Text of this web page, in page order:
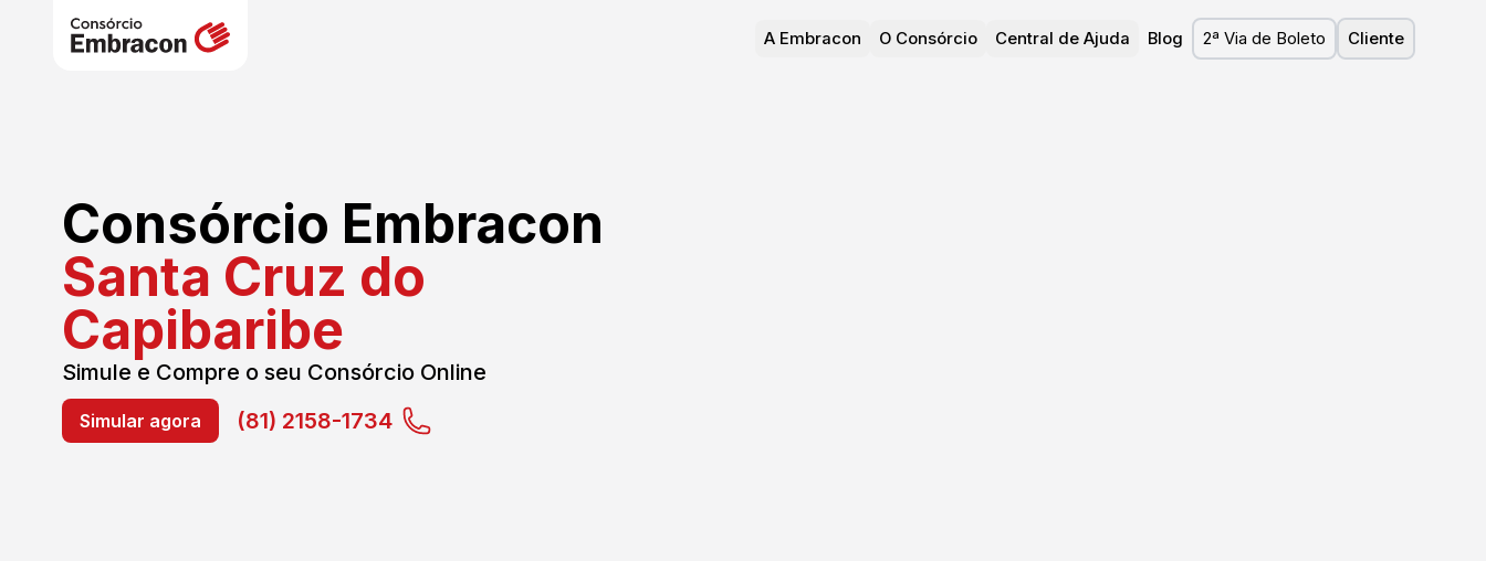
A Embracon O Consórcio Central de Ajuda Blog 2ª Via de Boleto Cliente
Consórcio Embracon
Santa Cruz do
Capibaribe
Simule e Compre o seu Consórcio Online
Simular agora (81) 2158-1734